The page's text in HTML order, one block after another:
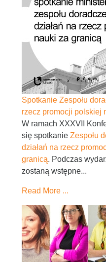
Spotkanie Zespołu
rzecz promocji polskiej
W ramach XXXVII
się spotkanie Zespołu
działań na rzecz
granicą. Podczas
zostaną wstępne...
Read More ...